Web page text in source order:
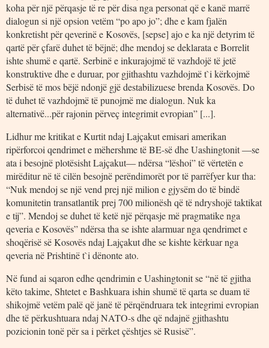
koha për një përqasje të re për disa nga personat që e kanë marrë
dialogun si një opsion vetëm “po apo jo”; dhe e kam fjalën
konkretisht për qeverinë e Kosovës, [sepse] ajo e ka një detyrim të
qartë për çfarë duhet të bëjnë; dhe mendoj se deklarata e Borrelit
ishte shumë e qartë. Serbinë e inkurajojmë të vazhdojë të jetë
konstruktive dhe e duruar, por gjithashtu vazhdojmë t`i kërkojmë
Serbisë të mos bëjë ndonjë gjë destabilizuese brenda Kosovës. Do
të duhet të vazhdojmë të punojmë me dialogun. Nuk ka
alternativë...për rajonin përveç integrimit evropian” [...].
Lidhur me kritikat e Kurtit ndaj Lajçakut emisari amerikan
ripërforcoi qendrimet e mëhershme të BE-së dhe Uashingtonit ―se
ata i besojnë plotësisht Lajçakut― ndërsa “lëshoi” të vërtetën e
mirëditur në të cilën besojnë perëndimorët por të parrëfyer kur tha:
“Nuk mendoj se një vend prej një milion e gjysëm do të bindë
komunitetin transatlantik prej 700 milionësh që të ndryshojë taktikat
e tij”. Mendoj se duhet të ketë një përqasje më pragmatike nga
qeveria e Kosovës” ndërsa tha se ishte alarmuar nga qendrimet e
shoqërisë së Kosovës ndaj Lajçakut dhe se kishte kërkuar nga
qeveria në Prishtinë t`i dënonte ato.
Në fund ai sqaron edhe qendrimin e Uashingtonit se “në të gjitha
këto takime, Shtetet e Bashkuara ishin shumë të qarta se duam të
shikojmë vetëm palë që janë të përqëndruara tek integrimi evropian
dhe të përkushtuara ndaj NATO-s dhe që ndajnë gjithashtu
pozicionin tonë për sa i përket çështjes së Rusisë”.